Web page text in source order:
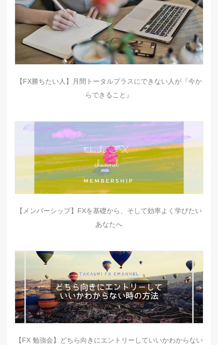
【FX勝ちたい人】月間トータルプラスにできない人が『今か
らできること』
【メンバーシップ】FXを基礎から、そして効率よく学びたい
あなたへ
【FX 勉強会】どちら向きにエントリーしていいかわからない